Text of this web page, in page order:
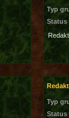
Typ
Status
Typ
Status